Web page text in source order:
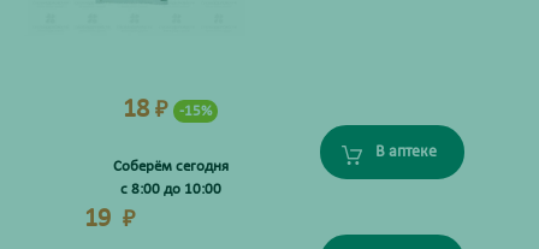
18 ₽ -15%
Соберём сегодня
с 8:00 до 10:00
В аптеке
19 ₽